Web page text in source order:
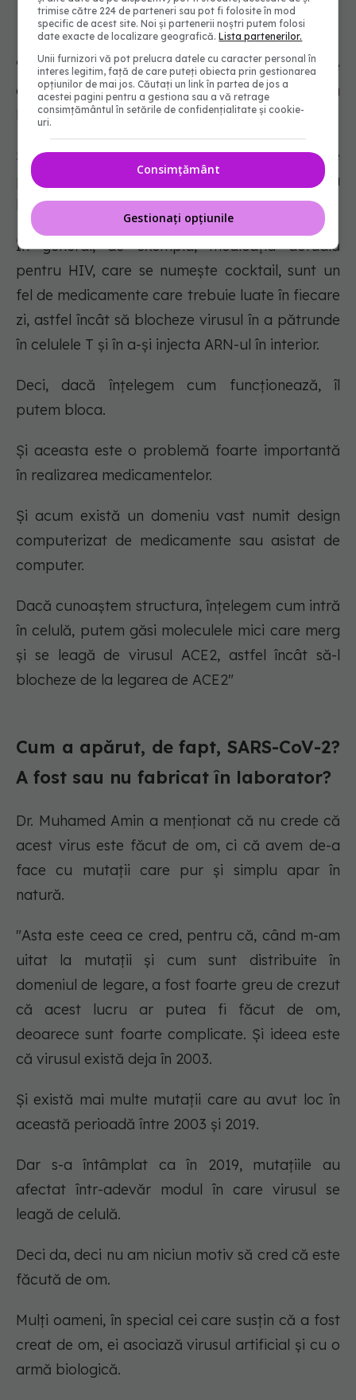
"Dacă înțelegem cum se leagă proteinele de
celulă, putem proiecta medicamente care să
blocheze procesul de legare.
Și aceasta este de fapt una dintre ideile
principale de a proiecta medicamente pentru a
lupta împotriva virusurilor.
În general, de exemplu, medicația actuală
pentru HIV, care se numește cocktail, sunt un
fel de medicamente care trebuie luate în fiecare
zi, astfel încât să blocheze virusul în a pătrunde
în celulele T și în a-şi injecta ARN-ul în interior.
Deci, dacă înţelegem cum funcționează, îl
putem bloca.
Și aceasta este o problemă foarte importantă
în realizarea medicamentelor.
Și acum există un domeniu vast numit design
computerizat de medicamente sau asistat de
computer.
Dacă cunoaștem structura, înțelegem cum intră
în celulă, putem găsi moleculele mici care merg
și se leagă de virusul ACE2, astfel încât să-l
blocheze de la legarea de ACE2"
Cum a apărut, de fapt, SARS-CoV-2?
A fost sau nu fabricat în laborator?
Dr. Muhamed Amin a menționat că nu crede că
acest virus este făcut de om, ci că avem de-a
face cu mutații care pur și simplu apar în
natură.
"Asta este ceea ce cred, pentru că, când m-am
uitat la mutații și cum sunt distribuite în
domeniul de legare, a fost foarte greu de crezut
că acest lucru ar putea fi făcut de om,
deoarece sunt foarte complicate. Și ideea este
că virusul există deja în 2003.
Și există mai multe mutații care au avut loc în
această perioadă între 2003 și 2019.
Dar s-a întâmplat ca în 2019, mutațiile au
afectat într-adevăr modul în care virusul se
leagă de celulă.
Deci da, deci nu am niciun motiv să cred că este
făcută de om.
Mulți oameni, în special cei care susțin că a fost
creat de om, ei asociază virusul artificial și cu o
armă biologică.
trimise către 224 de parteneri sau pot fi folosite în mod
specific de acest site. Noi și partenerii noștri putem folosi
date exacte de localizare geografică.Lista partenerilor.
Unii furnizori vă pot prelucra datele cu caracter personal în
interes legitim, față de care puteți obiecta prin gestionarea
opțiunilor de mai jos. Căutați un link în partea de jos a
acestei pagini pentru a gestiona sau a vă retrage
consimțământul în setările de confidențialitate și cookie-
uri.
Consimțământ
Gestionați opțiunile